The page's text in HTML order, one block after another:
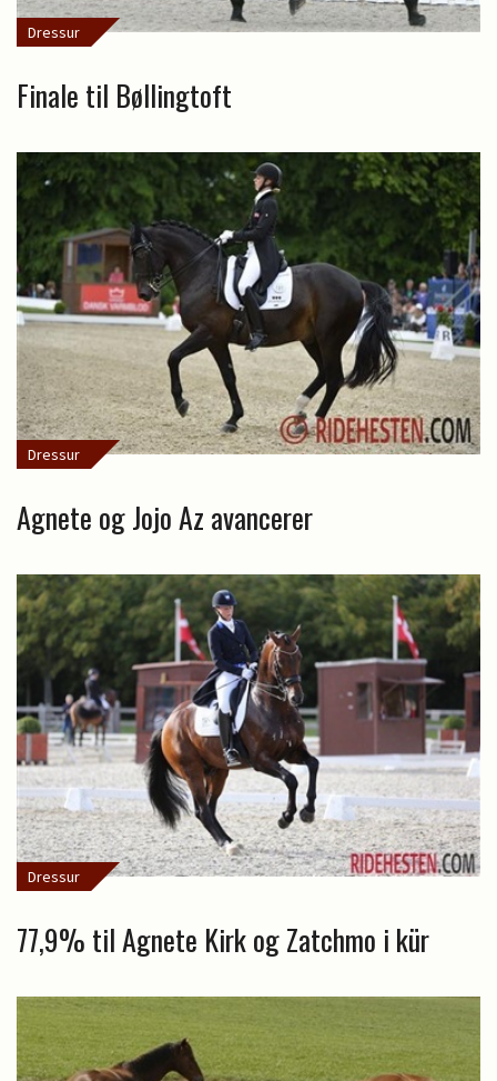
Dressur
Finale til Bøllingtoft
Dressur
Agnete og Jojo Az avancerer
Dressur
77,9% til Agnete Kirk og Zatchmo i kür